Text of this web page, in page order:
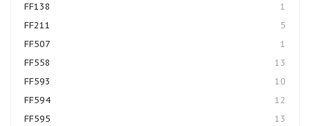
FF138
1
FF211
5
FF507
1
FF558
13
FF593
10
FF594
12
FF595
13